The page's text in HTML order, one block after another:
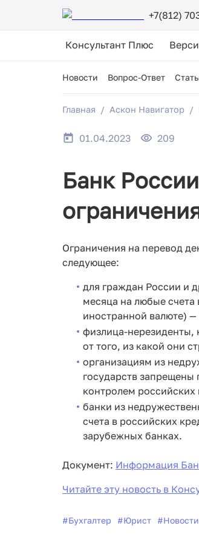
+7(812)
Консультант Плюс
Новости Вопрос-Ответ
Главная Аскон Навигатор
01.04.2023 209
Банк
Ограничения на перевод
следующее:
для граждан России и
месяца на любые
иностранной валюте)
физлица-нерезиденты,
от того, из какой они
организациям из
государств
контролем
банки из
счета в российских
зарубежных банках.
Документ: Информация
Читайте эту новость в
#Бухгалтер #Юрист #